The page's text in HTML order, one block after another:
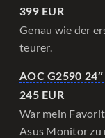
399 EUR
Genau wie der
teurer.
AOC G2590 24″
245 EUR
War mein
Asus Monitor zu